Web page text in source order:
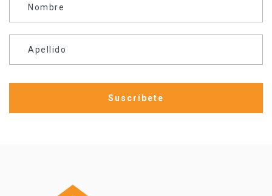
Nombre
Apellido